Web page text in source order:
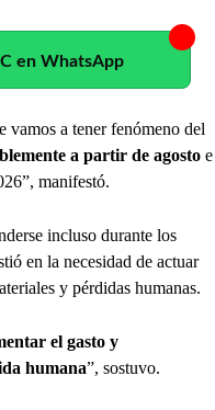
en WhatsApp
vamos a tener fenómeno del
a partir de agosto e
manifestó.
incluso durante los
en la necesidad de actuar
y pérdidas humanas.
el gasto y
humana”, sostuvo.